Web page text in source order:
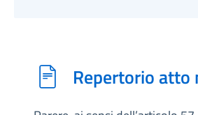
Repertorio atto